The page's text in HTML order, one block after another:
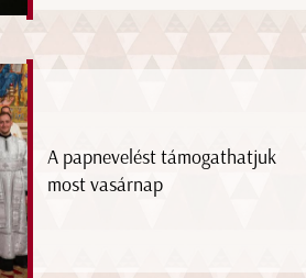
A papnevelést támogathatjuk
most vasárnap